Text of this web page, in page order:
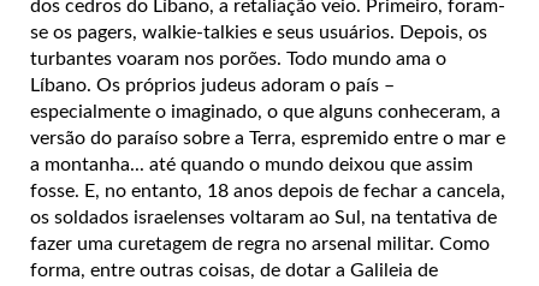
dos cedros do Líbano, a retaliação veio. Primeiro, foram-
se os pagers, walkie-talkies e seus usuários. Depois, os
turbantes voaram nos porões. Todo mundo ama o
Líbano. Os próprios judeus adoram o país –
especialmente o imaginado, o que alguns conheceram, a
versão do paraíso sobre a Terra, espremido entre o mar e
a montanha... até quando o mundo deixou que assim
fosse. E, no entanto, 18 anos depois de fechar a cancela,
os soldados israelenses voltaram ao Sul, na tentativa de
fazer uma curetagem de regra no arsenal militar. Como
forma, entre outras coisas, de dotar a Galileia de